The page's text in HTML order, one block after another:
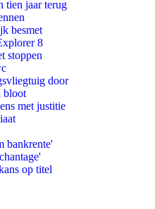
tien jaar terug
besmet
8
stoppen
door
bloot
met justitie
bankrente'
op titel